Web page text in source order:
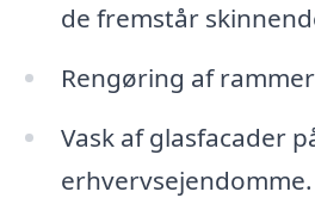
de fremstår
Rengøring af
Vask af glasfacader
erhvervsejendomme.